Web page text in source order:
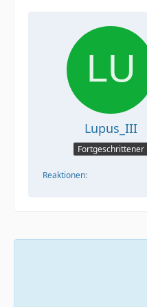
Lupus_III
Fortgeschrittener
Reaktionen